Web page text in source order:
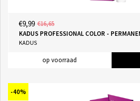
€9,99 €16,65
KADUS PROFESSIONAL COLOR -
KADUS
op voorraad
-40%